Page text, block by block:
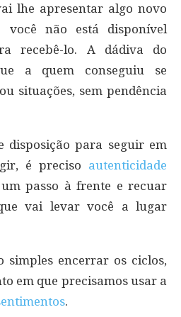
lhe apresentar algo novo
você não está disponível
recebê-lo. A dádiva do
a quem conseguiu se
situações, sem pendência
disposição para seguir em
é preciso autenticidade
passo à frente e recuar
vai levar você a lugar
simples encerrar os ciclos,
em que precisamos usar a
.